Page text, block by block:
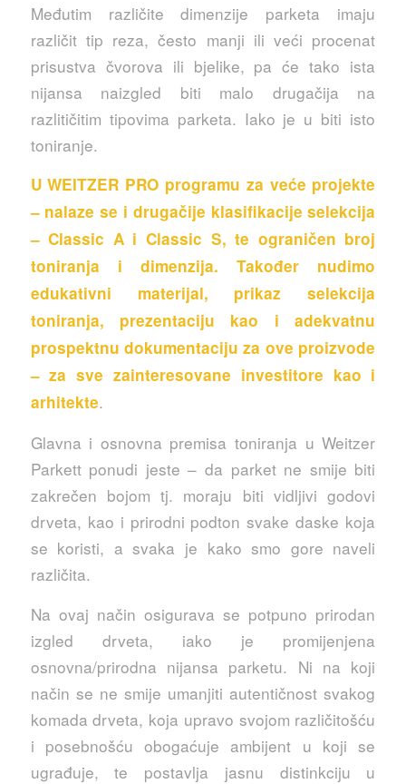
Međutim različite dimenzije parketa imaju
različit tip reza, često manji ili veći procenat
prisustva čvorova ili bjelike, pa će tako ista
nijansa naizgled biti malo drugačija na
razlitičitim tipovima parketa. Iako je u biti isto
toniranje.
U WEITZER PRO programu za veće projekte
– nalaze se i drugačije klasifikacije selekcija
– Classic A i Classic S, te ograničen broj
toniranja i dimenzija. Također nudimo
edukativni materijal, prikaz selekcija
toniranja, prezentaciju kao i adekvatnu
prospektnu dokumentaciju za ove proizvode
– za sve zainteresovane investitore kao i
arhitekte.
Glavna i osnovna premisa toniranja u Weitzer
Parkett ponudi jeste – da parket ne smije biti
zakrečen bojom tj. moraju biti vidljivi godovi
drveta, kao i prirodni podton svake daske koja
se koristi, a svaka je kako smo gore naveli
različita.
Na ovaj način osigurava se potpuno prirodan
izgled drveta, iako je promijenjena
osnovna/prirodna nijansa parketu. Ni na koji
način se ne smije umanjiti autentičnost svakog
komada drveta, koja upravo svojom različitošću
i posebnošću obogaćuje ambijent u koji se
ugrađuje, te postavlja jasnu distinkciju u